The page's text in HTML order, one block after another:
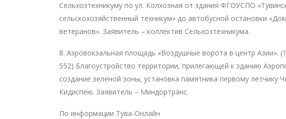
Сельхозтехникуму по ул. Колхозная от здания ФГОУСПО
сельскохозяйственный техникум» до автобусной остановки «Дом
ветеранов». Заявитель – коллектив Сельхозтехникума.
8. Аэровокзальная площадь «Воздушные ворота в центр Азии».
552) Благоустройство территории, прилегающей к зданию
создание зеленой зоны, установка памятника первому летчику
Кидиспею. Заявитель – Миндортранс.
По информации Тува-Онлайн